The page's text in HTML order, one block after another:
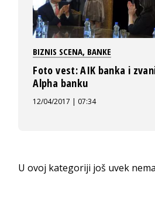
BIZNIS SCENA, BANKE
Foto vest: AIK banka i
Alpha banku
12/04/2017 | 07:34
U ovoj kategoriji još uvek